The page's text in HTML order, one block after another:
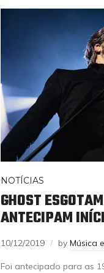
NOTÍCIAS
GHOST
ANTECIPAM
10/12/2019 by Música
Foi antecipado para as